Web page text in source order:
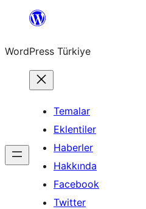
İçeriğe
WordPress Türkiye
Temalar
Eklentiler
Haberler
Hakkında
Facebook
Twitter